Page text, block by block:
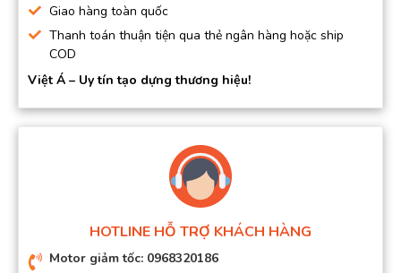
Giao hàng toàn quốc
Thanh toán thuận tiện qua thẻ ngân hàng hoặc ship
COD
Việt Á – Uy tín tạo dựng thương hiệu!
HOTLINE HỖ TRỢ KHÁCH HÀNG
Motor giảm tốc: 0968320186